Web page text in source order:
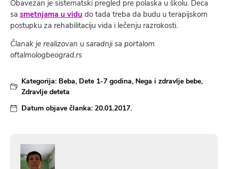
Obavezan je sistematski pregled pre polaska u školu. Deca
sa smetnjama u vidu do tada treba da budu u terapijskom
postupku za rehabilitaciju vida i lečenju razrokosti.
Članak je realizovan u saradnji sa portalom
oftalmologbeograd.rs
Kategorija: Beba, Dete 1-7 godina, Nega i zdravlje bebe,
Zdravlje deteta
Datum objave članka: 20.01.2017.